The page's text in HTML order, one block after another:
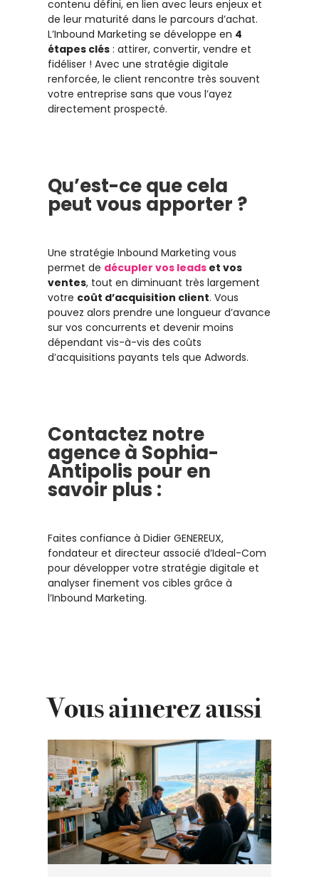
contenu défini, en lien avec leurs enjeux et
de leur maturité dans le parcours d’achat.
L’Inbound Marketing se développe en 4
étapes clés : attirer, convertir, vendre et
fidéliser ! Avec une stratégie digitale
renforcée, le client rencontre très souvent
votre entreprise sans que vous l’ayez
directement prospecté.
Qu’est-ce que cela
peut vous apporter ?
Une stratégie Inbound Marketing vous
permet de décupler vos leads et vos
ventes, tout en diminuant très largement
votre coût d’acquisition client. Vous
pouvez alors prendre une longueur d’avance
sur vos concurrents et devenir moins
dépendant vis-à-vis des coûts
d’acquisitions payants tels que Adwords.
Contactez notre
agence à Sophia-
Antipolis pour en
savoir plus :
Faites confiance à Didier GENEREUX,
fondateur et directeur associé d’Ideal-Com
pour développer votre stratégie digitale et
analyser finement vos cibles grâce à
l’Inbound Marketing.
Vous aimerez aussi